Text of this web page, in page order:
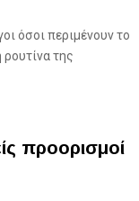
όσοι περιμένουν το
ρουτίνα της
προορισμοί